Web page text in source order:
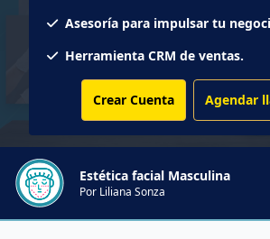
Asesoría para impulsar tu
Herramienta CRM de ventas.
Crear Cuenta Agendar
Estética facial Masculina
Por Liliana Sonza